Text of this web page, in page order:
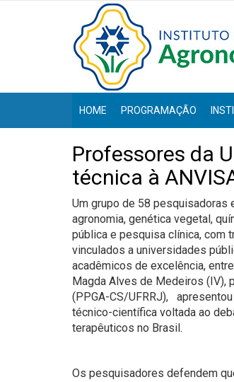
HOME PROGRAMAÇÃO
Professores da
técnica à
Um grupo de 58
agronomia, genética vegetal,
pública e pesquisa clínica, com
vinculados a universidades
acadêmicos de excelência,
Magda Alves de Medeiros (IV),
(PPGA-CS/UFRRJ),
técnico-científica voltada ao
terapêuticos no Brasil.
Os pesquisadores defendem